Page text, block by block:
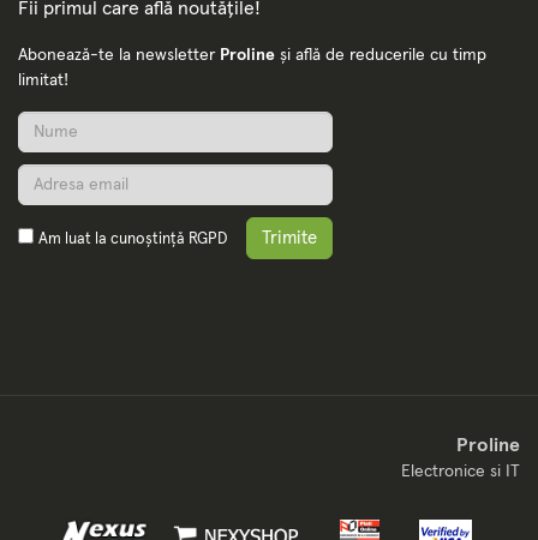
Fii primul care află noutățile!
Abonează-te la newsletter Proline și află de reducerile cu timp
limitat!
Am luat la cunoștință RGPD Trimite
Proline
Electronice si IT